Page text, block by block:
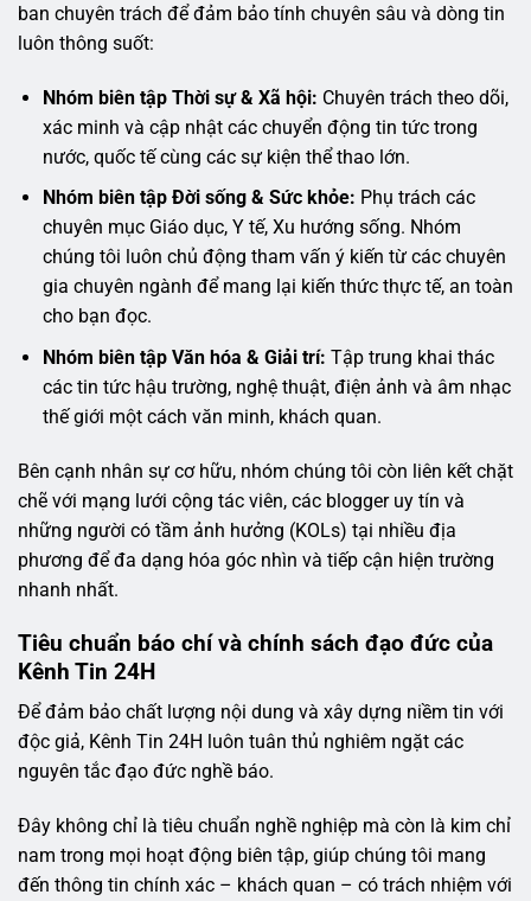
ban chuyên trách để đảm bảo tính chuyên sâu và dòng tin
luôn thông suốt:
Nhóm biên tập Thời sự & Xã hội: Chuyên trách theo dõi,
xác minh và cập nhật các chuyển động tin tức trong
nước, quốc tế cùng các sự kiện thể thao lớn.
Nhóm biên tập Đời sống & Sức khỏe: Phụ trách các
chuyên mục Giáo dục, Y tế, Xu hướng sống. Nhóm
chúng tôi luôn chủ động tham vấn ý kiến từ các chuyên
gia chuyên ngành để mang lại kiến thức thực tế, an toàn
cho bạn đọc.
Nhóm biên tập Văn hóa & Giải trí: Tập trung khai thác
các tin tức hậu trường, nghệ thuật, điện ảnh và âm nhạc
thế giới một cách văn minh, khách quan.
Bên cạnh nhân sự cơ hữu, nhóm chúng tôi còn liên kết chặt
chẽ với mạng lưới cộng tác viên, các blogger uy tín và
những người có tầm ảnh hưởng (KOLs) tại nhiều địa
phương để đa dạng hóa góc nhìn và tiếp cận hiện trường
nhanh nhất.
Tiêu chuẩn báo chí và chính sách đạo đức của
Kênh Tin 24H
Để đảm bảo chất lượng nội dung và xây dựng niềm tin với
độc giả, Kênh Tin 24H luôn tuân thủ nghiêm ngặt các
nguyên tắc đạo đức nghề báo.
Đây không chỉ là tiêu chuẩn nghề nghiệp mà còn là kim chỉ
nam trong mọi hoạt động biên tập, giúp chúng tôi mang
đến thông tin chính xác – khách quan – có trách nhiệm với